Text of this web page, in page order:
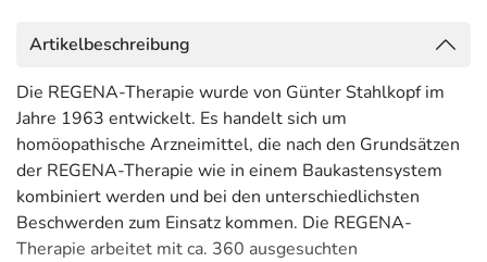
Artikelbeschreibung
Die REGENA-Therapie wurde von Günter Stahlkopf im
Jahre 1963 entwickelt. Es handelt sich um
homöopathische Arzneimittel, die nach den Grundsätzen
der REGENA-Therapie wie in einem Baukastensystem
kombiniert werden und bei den unterschiedlichsten
Beschwerden zum Einsatz kommen. Die REGENA-
Therapie arbeitet mit ca. 360 ausgesuchten